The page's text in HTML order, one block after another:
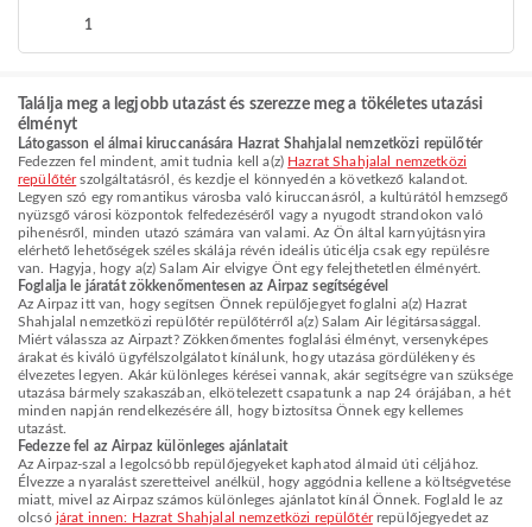
1
Találja meg a legjobb utazást és szerezze meg a tökéletes utazási
élményt
Látogasson el álmai kiruccanására Hazrat Shahjalal nemzetközi repülőtér
Fedezzen fel mindent, amit tudnia kell a(z) Hazrat Shahjalal nemzetközi
repülőtérszolgáltatásról, és kezdje el könnyedén a következő kalandot.
Legyen szó egy romantikus városba való kiruccanásról, a kultúrától hemzsegő
nyüzsgő városi központok felfedezéséről vagy a nyugodt strandokon való
pihenésről, minden utazó számára van valami. Az Ön által karnyújtásnyira
elérhető lehetőségek széles skálája révén ideális úticélja csak egy repülésre
van. Hagyja, hogy a(z) Salam Air elvigye Önt egy felejthetetlen élményért.
Foglalja le járatát zökkenőmentesen az Airpaz segítségével
Az Airpaz itt van, hogy segítsen Önnek repülőjegyet foglalni a(z) Hazrat
Shahjalal nemzetközi repülőtér repülőtérről a(z) Salam Air légitársasággal.
Miért válassza az Airpazt? Zökkenőmentes foglalási élményt, versenyképes
árakat és kiváló ügyfélszolgálatot kínálunk, hogy utazása gördülékeny és
élvezetes legyen. Akár különleges kérései vannak, akár segítségre van szüksége
utazása bármely szakaszában, elkötelezett csapatunk a nap 24 órájában, a hét
minden napján rendelkezésére áll, hogy biztosítsa Önnek egy kellemes
utazást.
Fedezze fel az Airpaz különleges ajánlatait
Az Airpaz-szal a legolcsóbb repülőjegyeket kaphatod álmaid úti céljához.
Élvezze a nyaralást szeretteivel anélkül, hogy aggódnia kellene a költségvetése
miatt, mivel az Airpaz számos különleges ajánlatot kínál Önnek. Foglald le az
olcsó járat innen: Hazrat Shahjalal nemzetközi repülőtérrepülőjegyedet az